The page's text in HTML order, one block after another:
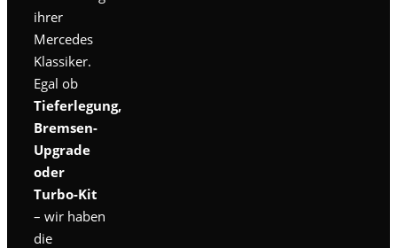
ihrer
Mercedes
Klassiker.
Egal ob
Tieferlegung,
Bremsen-
Upgrade
oder
Turbo-Kit
– wir haben
die